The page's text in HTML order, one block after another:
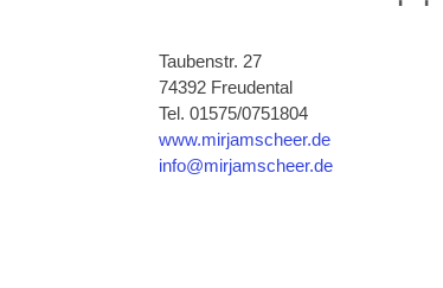
Taubenstr. 27
74392 Freudental
Tel. 01575/0751804
www.mirjamscheer.de
info@mirjamscheer.de